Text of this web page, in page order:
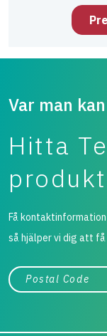
Var man
Hitta
Få
så hjälper vi dig att
Stad, land